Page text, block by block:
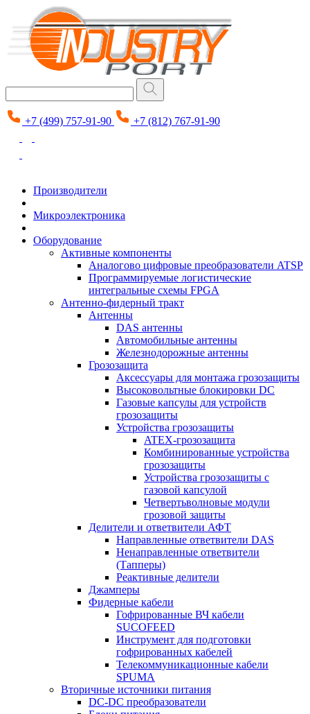
+7 (499) 757-91-90 +7 (812) 767-91-90
Производители
Микроэлектроника
Оборудование
Активные компоненты
Аналогово цифровые преобразователи ATSP
Программируемые логистические
интегральные схемы FPGA
Антенно-фидерный тракт
Антенны
DAS антенны
Автомобильные антенны
Железнодорожные антенны
Грозозащита
Аксессуары для монтажа грозозащиты
Высоковольтные блокировки DC
Газовые капсулы для устройств
грозозащиты
Устройства грозозащиты
ATEX-грозозащита
Комбинированные устройства
грозозащиты
Устройства грозозащиты с
газовой капсулой
Четвертьволновые модули
грозовой защиты
Делители и ответвители АФТ
Направленные ответвители DAS
Ненаправленные ответвители
(Тапперы)
Реактивные делители
Джамперы
Фидерные кабели
Гофрированные ВЧ кабели
SUCOFEED
Инструмент для подготовки
гофрированных кабелей
Телекоммуникационные кабели
SPUMA
Вторичные источники питания
DC-DC преобразователи